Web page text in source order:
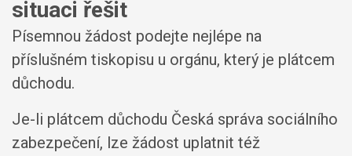
situaci řešit
Písemnou žádost podejte nejlépe na
příslušném tiskopisu u orgánu, který je plátcem
důchodu.
Je-li plátcem důchodu Česká správa sociálního
zabezpečení, lze žádost uplatnit též